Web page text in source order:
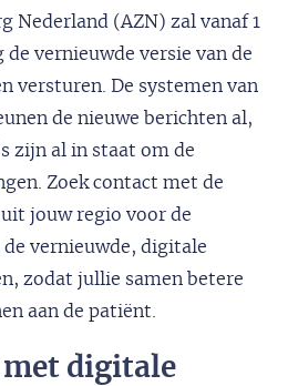
Nederland (AZN) zal vanaf 1
vernieuwde versie van de
versturen. De systemen van
de nieuwe berichten al,
zijn al in staat om de
Zoek contact met de
jouw regio voor de
vernieuwde, digitale
zodat jullie samen betere
aan de patiënt.
met digitale